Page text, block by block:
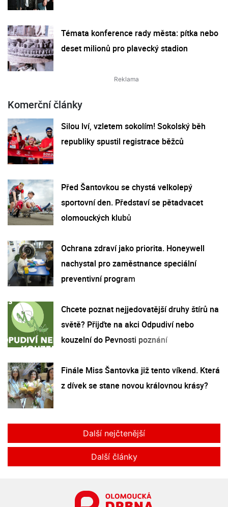
Témata konference rady města: pítka nebo
deset milionů pro plavecký stadion
Komerční články
Silou lví, vzletem sokolím! Sokolský běh
republiky spustil registrace běžců
Před Šantovkou se chystá velkolepý
sportovní den. Představí se pětadvacet
olomouckých klubů
Ochrana zdraví jako priorita. Honeywell
nachystal pro zaměstnance speciální
preventivní program
Chcete poznat nejjedovatější druhy štírů na
světě? Přijďte na akci Odpudiví nebo
kouzelní do Pevnosti poznání
Finále Miss Šantovka již tento víkend. Která
z dívek se stane novou královnou krásy?
Další nejčtenější
Další články